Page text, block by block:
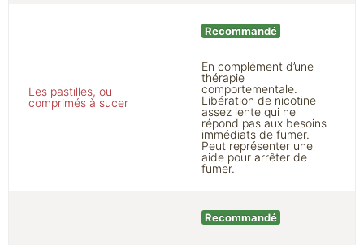
Les pastilles, ou
comprimés à sucer
Recommandé
En complément d’une
thérapie
comportementale.
Libération de nicotine
assez lente qui ne
répond pas aux besoins
immédiats de fumer.
Peut représenter une
aide pour arrêter de
fumer.
Recommandé